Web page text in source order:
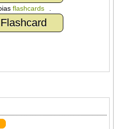
flashcards